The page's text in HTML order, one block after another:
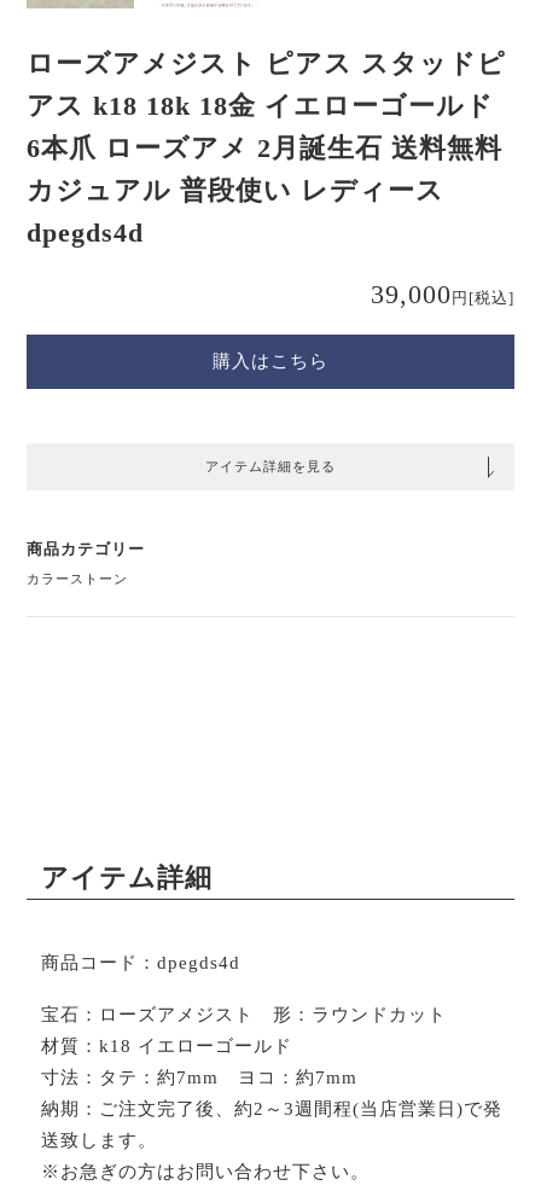
ローズアメジスト ピアス スタッドピ
アス k18 18k 18金 イエローゴールド
6本爪 ローズアメ 2月誕生石 送料無料
カジュアル 普段使い レディース
dpegds4d
39,000 円 [税込]
購入はこちら
アイテム詳細を見る
商品カテゴリー
カラーストーン
アイテム詳細
商品コード：dpegds4d
宝石：ローズアメジスト 形：ラウンドカット
材質：k18 イエローゴールド
寸法：タテ：約7mm ヨコ：約7mm
納期：ご注文完了後、約2～3週間程(当店営業日)で発
送致します。
※お急ぎの方はお問い合わせ下さい。